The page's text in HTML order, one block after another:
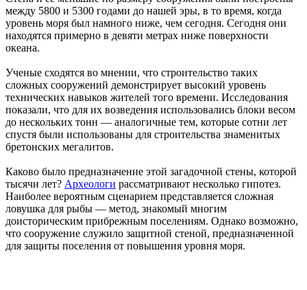
между 5800 и 5300 годами до нашей эры, в то время, когда
уровень моря был намного ниже, чем сегодня. Сегодня они
находятся примерно в девяти метрах ниже поверхности
океана.
Ученые сходятся во мнении, что строительство таких
сложных сооружений демонстрирует высокий уровень
технических навыков жителей того времени. Исследования
показали, что для их возведения использовались блоки весом
до нескольких тонн — аналогичные тем, которые сотни лет
спустя были использованы для строительства знаменитых
бретонских мегалитов.
Каково было предназначение этой загадочной стены, которой
тысячи лет? Археологи рассматривают несколько гипотез.
Наиболее вероятным сценарием представляется сложная
ловушка для рыбы — метод, знакомый многим
доисторическим прибрежным поселениям. Однако возможно,
что сооружение служило защитной стеной, предназначенной
для защиты поселения от повышения уровня моря.